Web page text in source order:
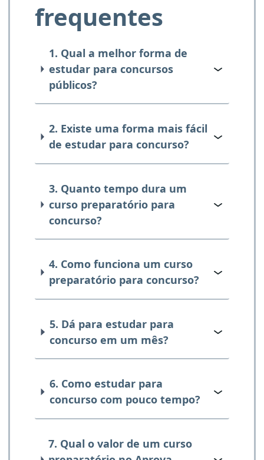
frequentes
1. Qual a melhor forma de
estudar para concursos
públicos?
2. Existe uma forma mais fácil
de estudar para concurso?
3. Quanto tempo dura um
curso preparatório para
concurso?
4. Como funciona um curso
preparatório para concurso?
5. Dá para estudar para
concurso em um mês?
6. Como estudar para
concurso com pouco tempo?
7. Qual o valor de um curso